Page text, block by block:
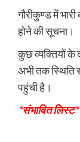
गौरीकुण्ड में
होने की सूचना।
कुछ व्यक्तियों के
अभी तक स्थिति
पहुंची है।
*संभावित लिस्ट*